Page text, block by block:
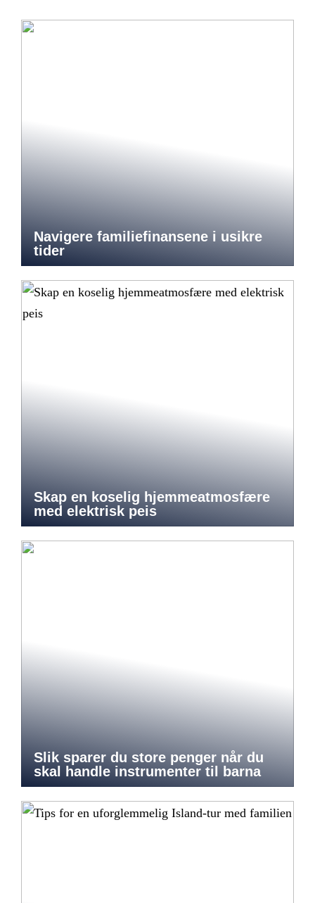
Navigere familiefinansene i usikre
tider
Skap en koselig hjemmeatmosfære
med elektrisk peis
Slik sparer du store penger når du
skal handle instrumenter til barna